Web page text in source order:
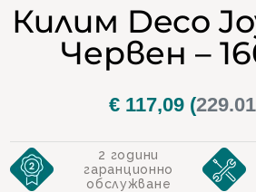
Килим Deco
Червен –
€117,09(
2 години
гаранционно
обслужване